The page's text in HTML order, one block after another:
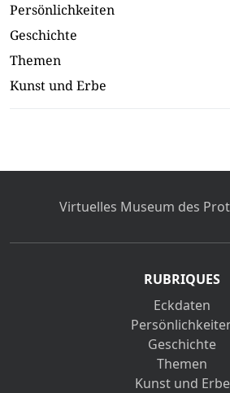
Persönlichkeiten
Geschichte
Themen
Kunst und Erbe
Virtuelles Museum des
RUBRIQUES
Eckdaten
Geschichte
Themen
Kunst und Erbe